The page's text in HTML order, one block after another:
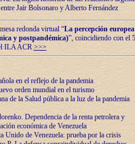
Jair Bolsonaro y Alberto Fernández
redonda virtual “La percepción
y postpandémica)”, coincidiendo con el
ILA ACR >>>
en el reflejo de la pandemia
orden mundial en el turismo
de la Salud pública a la luz de la pandemia
Dependencia de la renta petrolera y
económica de Venezuela
de Venezuela: prueba por la crisis